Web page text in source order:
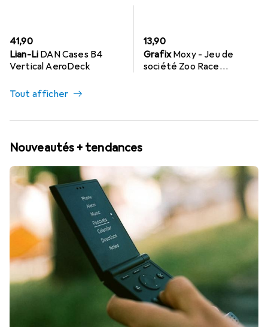
EUR
41,90
Lian-Li DAN Cases B4
Vertical AeroDeck
EUR
13,90
Grafix Moxy - Jeu de
société Zoo Race
Tout afficher
Nouveautés + tendances